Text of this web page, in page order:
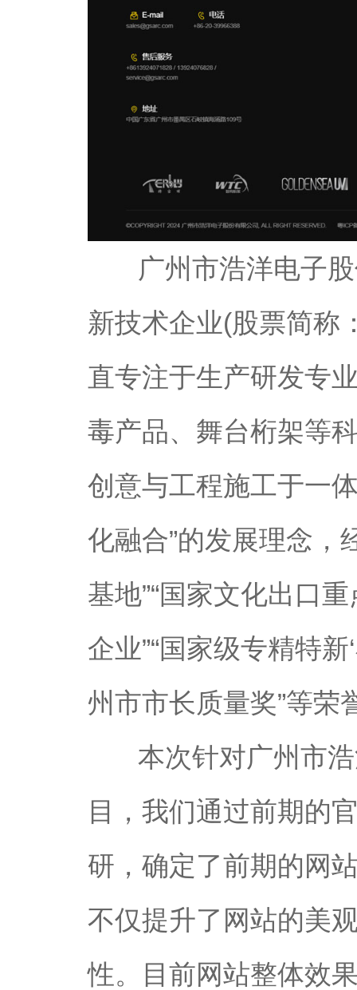
广州市浩洋电子股
新技术企业(股票简称
直专注于生产研发专
毒产品、舞台桁架等
创意与工程施工于一
化融合”的发展理念，
基地”“国家文化出口
企业”“国家级专精特新
州市市长质量奖”等荣
本次针对广州市
目，我们通过前期的
研，确定了前期的网
不仅提升了网站的美
性。目前网站整体效